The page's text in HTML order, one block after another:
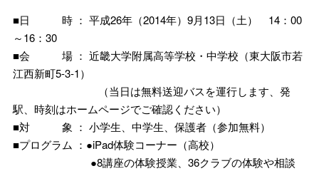
■日 時 ： 平成26年（2014年）9月13日（土） 14：00
～16：30
■会 場 ： 近畿大学附属高等学校・中学校（東大阪市若
江西新町5-3-1）
（当日は無料送迎バスを運行します、発
駅、時刻はホームページでご確認ください）
■対 象 ： 小学生、中学生、保護者（参加無料）
■プログラム ：●iPad体験コーナー（高校）
●8講座の体験授業、36クラブの体験や相談